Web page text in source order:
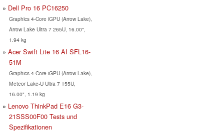
Dell Pro 16 PC16250
Graphics 4-Core iGPU (Arrow Lake),
Arrow Lake Ultra 7 265U, 16.00",
1.94 kg
Acer Swift Lite 16 AI SFL16-
51M
Graphics 4-Core iGPU (Arrow Lake),
Meteor Lake-U Ultra 7 155U,
16.00", 1.19 kg
Lenovo ThinkPad E16 G3-
21SSS00F00 Tests und
Spezifikationen